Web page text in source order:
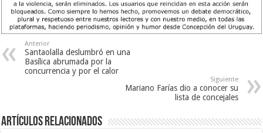
Anterior
Santaolalla deslumbró en una
Basílica abrumada por la
concurrencia y por el calor
Siguiente
Mariano Farías dio a conocer su
lista de concejales
Artículos Relacionados